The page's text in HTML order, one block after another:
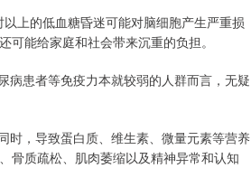
上的低血糖昏迷可能对脑细胞产生严重损
能给家庭和社会带来沉重的负担。
病患者等免疫力本就较弱的人群而言，无疑
时，导致蛋白质、维生素、微量元素等营养
骨质疏松、肌肉萎缩以及精神异常和认知